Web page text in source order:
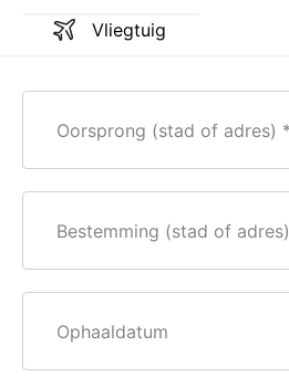
Vliegtuig
Oorsprong (stad of adres)
Bestemming (stad of adres)
Ophaaldatum